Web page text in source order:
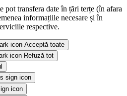
transfera date în țări terțe (în afara
informațiile necesare și în
respective.
Acceptă toate
Refuză tot